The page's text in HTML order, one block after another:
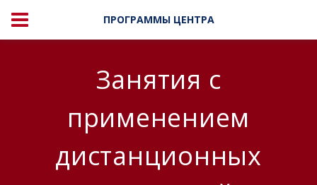
ПРОГРАММЫ ЦЕНТРА
Занятия с
применением
дистанционных